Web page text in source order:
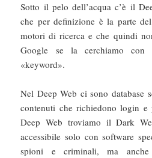
Sotto il pelo dell’acqua c’è il
che per definizione è la parte
motori di ricerca e che quindi
Google se la cerchiamo con
«keyword».
Nel Deep Web ci sono database
contenuti che richiedono login e
Deep Web troviamo il Dark
accessibile solo con software
spioni e criminali, ma